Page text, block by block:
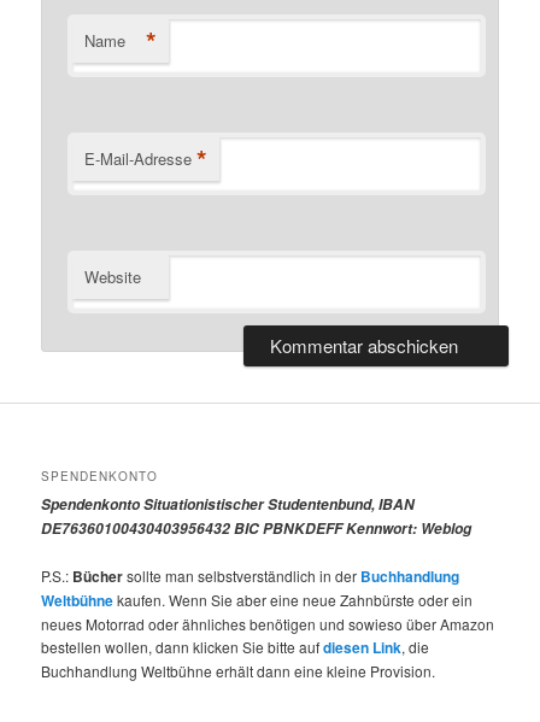
Name *
E-Mail-Adresse *
Website
SPENDENKONTO
Spendenkonto Situationistischer Studentenbund, IBAN
DE76360100430403956432 BIC PBNKDEFF Kennwort: Weblog
P.S.: Büchersollte man selbstverständlich in der Buchhandlung
Weltbühnekaufen. Wenn Sie aber eine neue Zahnbürste oder ein
neues Motorrad oder ähnliches benötigen und sowieso über Amazon
bestellen wollen, dann klicken Sie bitte aufdiesen Link, die
Buchhandlung Weltbühne erhält dann eine kleine Provision.